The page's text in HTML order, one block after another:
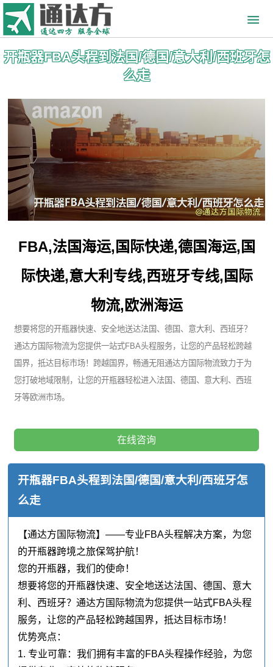
开瓶器FBA头程到法国/德国/意大利/西班牙怎
么走
FBA,法国海运,国际快递,德国海运,国
际快递,意大利专线,西班牙专线,国际
物流,欧洲海运
想要将您的开瓶器快速、安全地送达法国、德国、意大利、西班牙？
通达方国际物流为您提供一站式FBA头程服务，让您的产品轻松跨越
国界，抵达目标市场！跨越国界，畅通无阻通达方国际物流致力于为
您打破地域限制，让您的开瓶器轻松进入法国、德国、意大利、西班
牙等欧洲市场。
在线咨询
开瓶器FBA头程到法国/德国/意大利/西班牙怎
么走
【通达方国际物流】——专业FBA头程解决方案，为您
的开瓶器跨境之旅保驾护航！
您的开瓶器，我们的使命！
想要将您的开瓶器快速、安全地送达法国、德国、意大
利、西班牙？通达方国际物流为您提供一站式FBA头程
服务，让您的产品轻松跨越国界，抵达目标市场！
优势亮点：
1. 专业可靠：我们拥有丰富的FBA头程操作经验，为您